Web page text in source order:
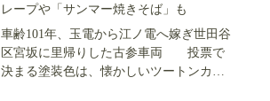
レープや「サンマー焼きそば」も
車齢101年、玉電から江ノ電へ嫁ぎ世田谷
区宮坂に里帰りした古参車両 投票で
決まる塗装色は、懐かしいツートンカラ